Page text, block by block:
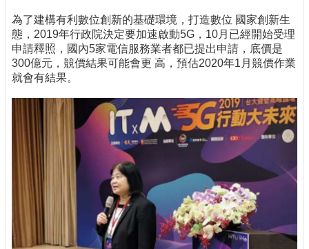
為了建構有利數位創新的基礎環境，打造數位 國家創新生
態，2019年行政院決定要加速啟動5G，10月已經開始受理
申請釋照，國內5家電信服務業者都已提出申請，底價是
300億元，競價結果可能會更 高，預估2020年1月競價作業
就會有結果。